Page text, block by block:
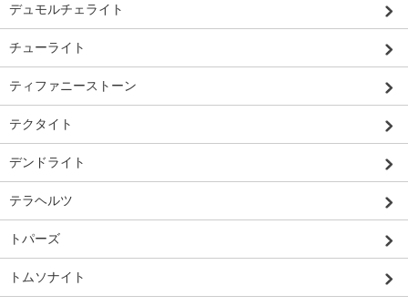
デュモルチェライト
チューライト
ティファニーストーン
テクタイト
デンドライト
テラヘルツ
トパーズ
トムソナイト